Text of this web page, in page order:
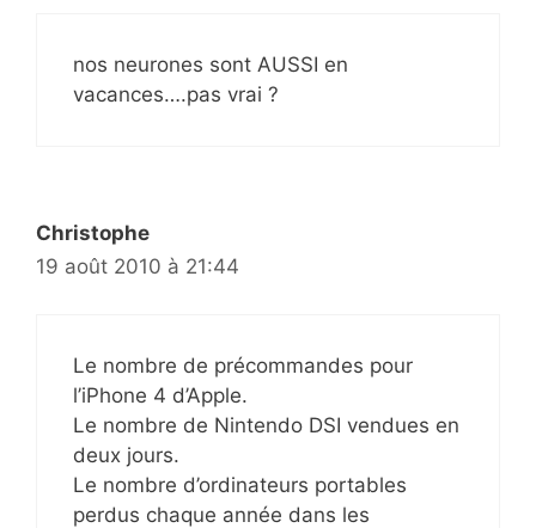
nos neurones sont AUSSI en
vacances….pas vrai ?
Christophe
19 août 2010 à 21:44
Le nombre de précommandes pour
l’iPhone 4 d’Apple.
Le nombre de Nintendo DSI vendues en
deux jours.
Le nombre d’ordinateurs portables
perdus chaque année dans les